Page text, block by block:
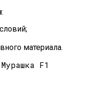
:
материала.